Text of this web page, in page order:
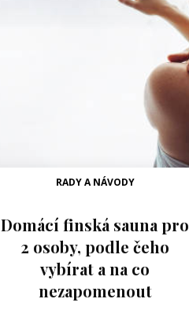
RADY A NÁVODY
Domácí finská sauna pro
2 osoby, podle čeho
vybírat a na co
nezapomenout